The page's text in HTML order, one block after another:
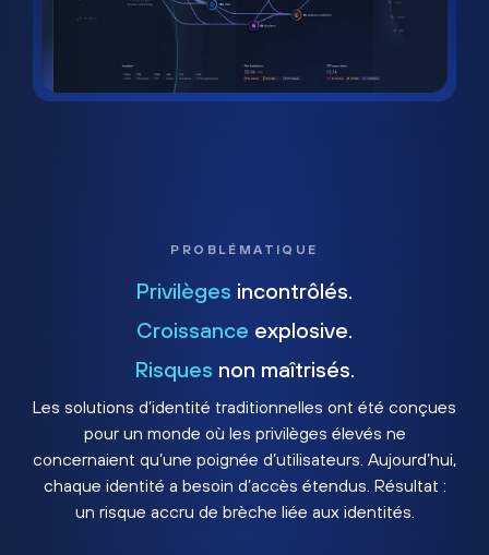
PROBLÉMATIQUE
Privilèges incontrôlés.
Croissance explosive.
Risques non maîtrisés.
Les solutions d’identité traditionnelles ont été conçues
pour un monde où les privilèges élevés ne
concernaient qu’une poignée d’utilisateurs. Aujourd’hui,
chaque identité a besoin d’accès étendus. Résultat :
un risque accru de brèche liée aux identités.